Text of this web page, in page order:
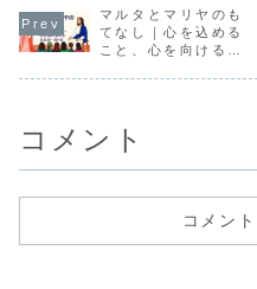
マルタとマリヤのも
てなし｜心を込める
こと、心を向けるこ
コメント
コメン